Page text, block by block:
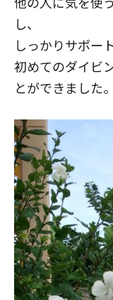
し、
しっかりサポー
初めてのダイビ
とができました。